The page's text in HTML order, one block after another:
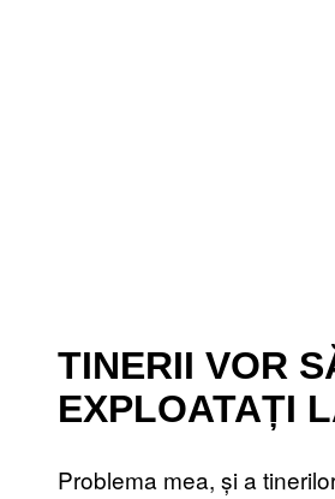
TINERII VOR
EXPLOATAȚI
Problema mea, și a